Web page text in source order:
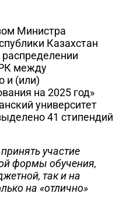
Министра
Казахстан
между
и (или)
на 2025 год»
университет
41 стипендий
участие
формы обучения,
так и на
на «отлично»